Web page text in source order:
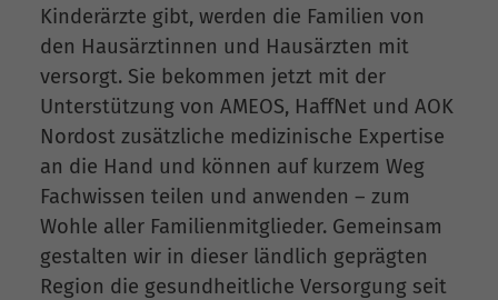
Kinderärzte gibt, werden die Familien von
den Hausärztinnen und Hausärzten mit
versorgt. Sie bekommen jetzt mit der
Unterstützung von AMEOS, HaffNet und AOK
Nordost zusätzliche medizinische Expertise
an die Hand und können auf kurzem Weg
Fachwissen teilen und anwenden – zum
Wohle aller Familienmitglieder. Gemeinsam
gestalten wir in dieser ländlich geprägten
Region die gesundheitliche Versorgung seit